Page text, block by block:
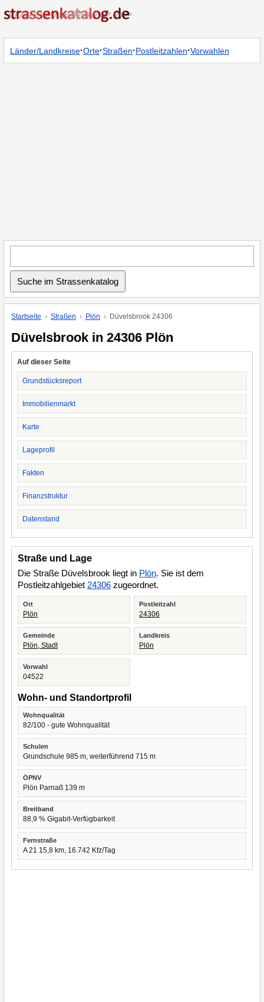
Länder/Landkreise·Orte·Straßen·Postleitzahlen·Vorwahlen
Startseite Straßen Plön Düvelsbrook 24306
Düvelsbrook in 24306 Plön
Auf dieser Seite
Grundstücksreport
Immobilienmarkt
Karte
Lageprofil
Fakten
Finanzstruktur
Datenstand
Straße und Lage
Die Straße Düvelsbrook liegt in Plön. Sie ist dem
Postleitzahlgebiet 24306 zugeordnet.
Ort
Plön
Postleitzahl
24306
Gemeinde
Plön, Stadt
Landkreis
Plön
Vorwahl
04522
Wohn- und Standortprofil
Wohnqualität
82/100 - gute Wohnqualität
Schulen
Grundschule 985 m, weiterführend 715 m
ÖPNV
Plön Parnaß 139 m
Breitband
88,9 % Gigabit-Verfügbarkeit
Fernstraße
A 21 15,8 km, 16.742 Kfz/Tag